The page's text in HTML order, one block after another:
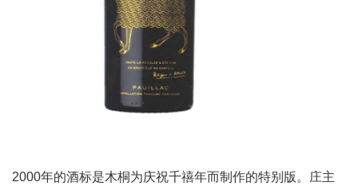
2000年的酒标是木桐为庆祝千禧年而制作的特别版。庄主